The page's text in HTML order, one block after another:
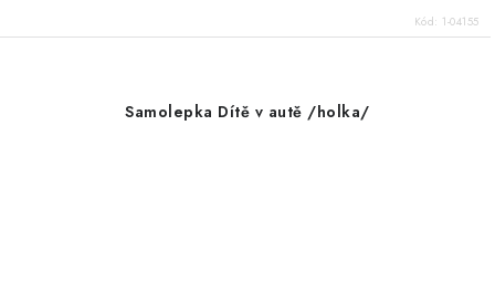
Kód: 1-04155
Samolepka Dítě v autě /holka/